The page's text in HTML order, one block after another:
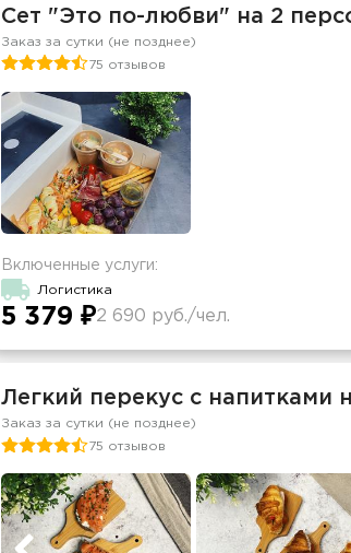
Сет "Это по-любви" на 2
Заказ за сутки (не позднее)
75 отзывов
Включенные услуги:
Логистика
5 379 ₽2 690 руб./чел.
Легкий перекус с напитками
Заказ за сутки (не позднее)
75 отзывов